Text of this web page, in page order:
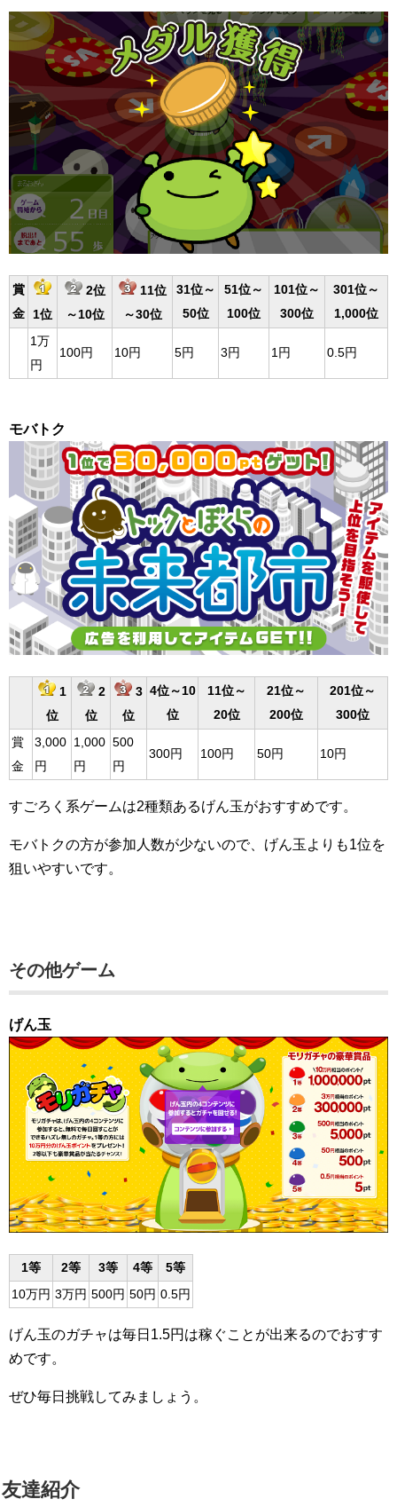
賞
金 1位
2位
～10位
11位
～30位
31位～
50位
51位～
100位
101位～
300位
301位～
1,000位
1万
円
100円 10円 5円 3円 1円 0.5円
モバトク
1
位
2
位
3
位
4位～10
位
11位～
20位
21位～
200位
201位～
300位
賞
金
3,000
円
1,000
円
500
円
300円 100円 50円 10円
すごろく系ゲームは2種類あるげん玉がおすすめです。
モバトクの方が参加人数が少ないので、げん玉よりも1位を
狙いやすいです。
その他ゲーム
げん玉
1等 2等 3等 4等
5等
10万円 3万円 500円 50円 0.5円
げん玉のガチャは毎日1.5円は稼ぐことが出来るのでおすす
めです。
ぜひ毎日挑戦してみましょう。
友達紹介